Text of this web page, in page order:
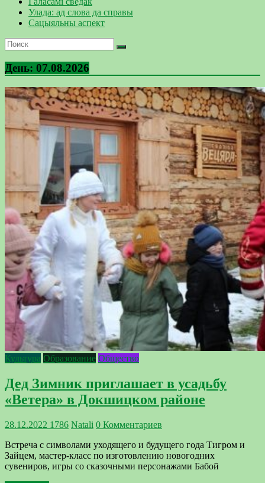
Улада: ад слова да справы
Сацыяльны аспект
День: 07.08.2026
Культура Образование Общество
Дед Зимник приглашает в усадьбу
«Ветера» в Докшицком районе
28.12.2022 1786 Natali 0 Комментариев
Встреча с символами уходящего и будущего года Тигром и
Зайцем, мастер-класс по изготовлению новогодних
сувениров, игры со сказочными персонажами Бабой